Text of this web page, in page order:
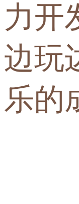
力开
边玩
乐的